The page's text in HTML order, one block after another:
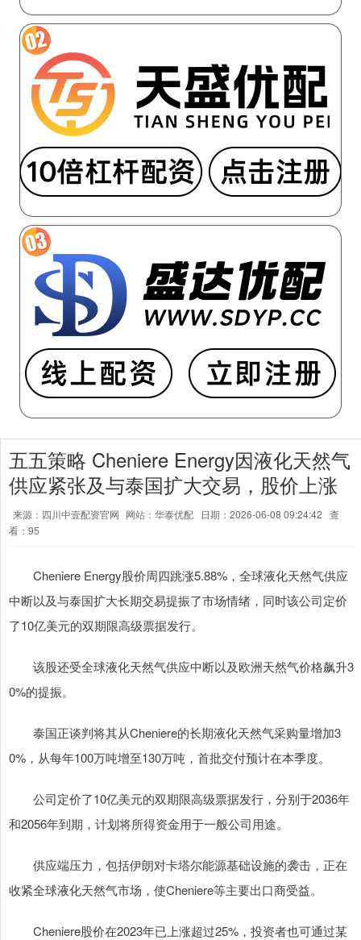
五五策略 Cheniere Energy因液化天然气
供应紧张及与泰国扩大交易，股价上涨
来源：四川中壹配资官网 网站：华泰优配 日期：2026-06-08 09:24:42 查
看：95
Cheniere Energy股价周四跳涨5.88%，全球液化天然气供应
中断以及与泰国扩大长期交易提振了市场情绪，同时该公司定价
了10亿美元的双期限高级票据发行。
该股还受全球液化天然气供应中断以及欧洲天然气价格飙升3
0%的提振。
泰国正谈判将其从Cheniere的长期液化天然气采购量增加3
0%，从每年100万吨增至130万吨，首批交付预计在本季度。
公司定价了10亿美元的双期限高级票据发行，分别于2036年
和2056年到期，计划将所得资金用于一般公司用途。
供应端压力，包括伊朗对卡塔尔能源基础设施的袭击，正在
收紧全球液化天然气市场，使Cheniere等主要出口商受益。
Cheniere股价在2023年已上涨超过25%，投资者也可通过某